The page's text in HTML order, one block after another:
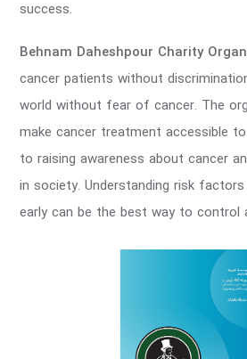
success.
Behnam Daheshpour Charity
cancer patients without
world without fear of cancer. The
make cancer treatment accessible
to raising awareness about cancer
in society. Understanding risk
early can be the best way to control